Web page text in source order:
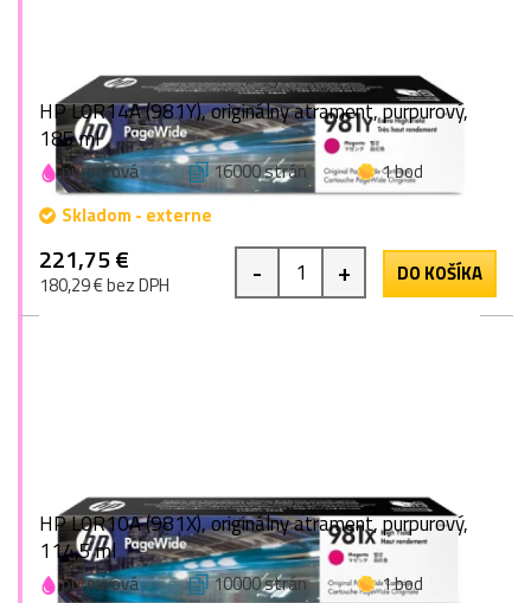
HP L0R14A (981Y), originálny atrament, purpurový,
185 ml
purpurová 16000 strán
1 bod
Skladom - externe
221,75 €
180,29 € bez DPH - + DO KOŠÍKA
HP L0R10A (981X), originálny atrament, purpurový,
114,5 ml
purpurová 10000 strán
1 bod